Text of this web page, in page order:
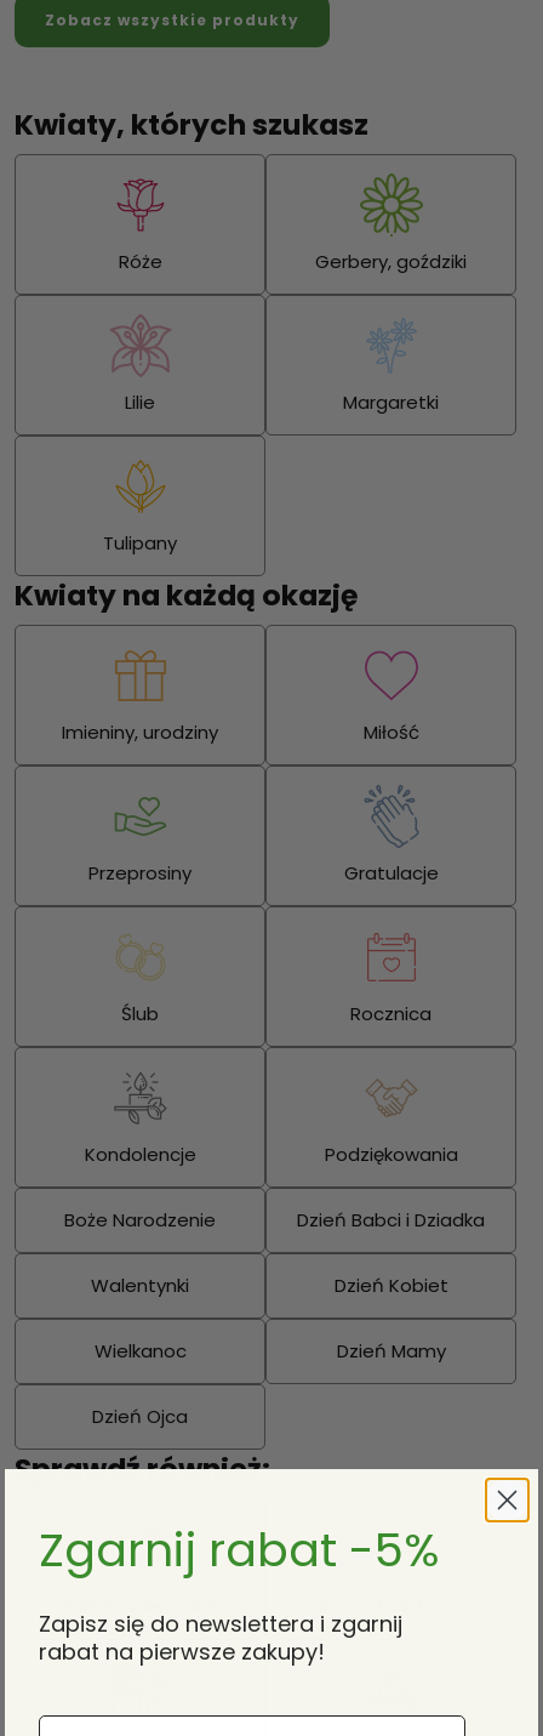
Zobacz wszystkie produkty
Kwiaty, których szukasz
Róże Gerbery, goździki
Lilie Margaretki
Tulipany
Kwiaty na każdą okazję
Imieniny, urodziny Miłość
Przeprosiny Gratulacje
Ślub Rocznica
Kondolencje Podziękowania
Boże Narodzenie Dzień Babci i Dziadka
Walentynki Dzień Kobiet
Wielkanoc Dzień Mamy
Dzień Ojca
Sprawdź również:
Zgarnij rabat -5%
Zapisz się do newslettera i zgarnij
rabat na pierwsze zakupy!